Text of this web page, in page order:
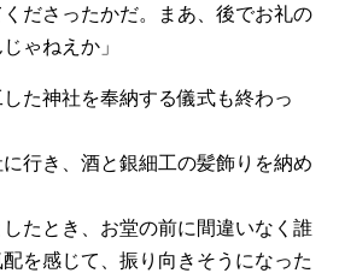
ださったかだ。まあ、後でお礼の
ゃねえか」
た神社を奉納する儀式も終わっ
行き、酒と銀細工の髪飾りを納め
たとき、お堂の前に間違いなく誰
を感じて、振り向きそうになった